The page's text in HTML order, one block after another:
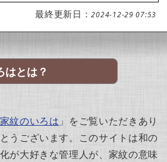
最終更新日：2024-12-29 07:53
はとは？
家紋のいろは」をご覧いただきあり
うございます。このサイトは和の
が大好きな管理人が、家紋の意味